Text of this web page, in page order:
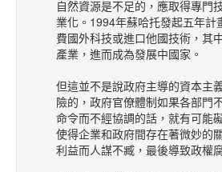
自然資源是不足的，應取得專門
業化。1994年蘇哈托發起五年計
費國外科技或進口他國技術，其
產業，進而成為發展中國家。
但這並不是說政府主導的資本主
險的，政府官僚體制如果各部門
命令而不經協調的話，就有可能
使得企業和政府間存在著微妙的
利益而人謀不臧，最後導致政權